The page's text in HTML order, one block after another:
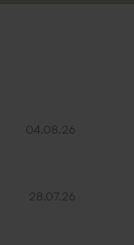
04.08.26
28.07.26